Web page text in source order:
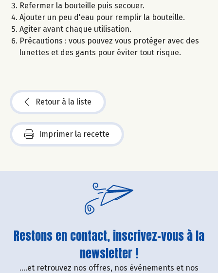
Refermer la bouteille puis secouer.
Ajouter un peu d'eau pour remplir la bouteille.
Agiter avant chaque utilisation.
Précautions : vous pouvez vous protéger avec des
lunettes et des gants pour éviter tout risque.
Retour à la liste
Imprimer la recette
Restons en contact, inscrivez-vous à la
newsletter !
....et retrouvez nos offres, nos événements et nos